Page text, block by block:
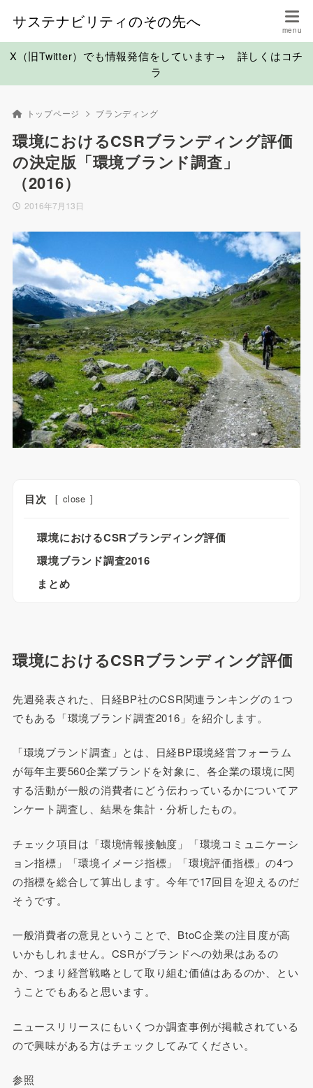
サステナビリティのその先へ
X（旧Twitter）でも情報発信をしています→ 詳しくはコチ
ラ
トップページ ブランディング
環境におけるCSRブランディング評価
の決定版「環境ブランド調査」
（2016）
2016年7月13日
目次 [ close ]
環境におけるCSRブランディング評価
環境ブランド調査2016
まとめ
環境におけるCSRブランディング評価
先週発表された、日経BP社のCSR関連ランキングの１つ
でもある「環境ブランド調査2016」を紹介します。
「環境ブランド調査」とは、日経BP環境経営フォーラム
が毎年主要560企業ブランドを対象に、各企業の環境に関
する活動が一般の消費者にどう伝わっているかについてア
ンケート調査し、結果を集計・分析したもの。
チェック項目は「環境情報接触度」「環境コミュニケーシ
ョン指標」「環境イメージ指標」「環境評価指標」の4つ
の指標を総合して算出します。今年で17回目を迎えるのだ
そうです。
一般消費者の意見ということで、BtoC企業の注目度が高
いかもしれません。CSRがブランドへの効果はあるの
か、つまり経営戦略として取り組む価値はあるのか、とい
うことでもあると思います。
ニュースリリースにもいくつか調査事例が掲載されている
ので興味がある方はチェックしてみてください。
参照